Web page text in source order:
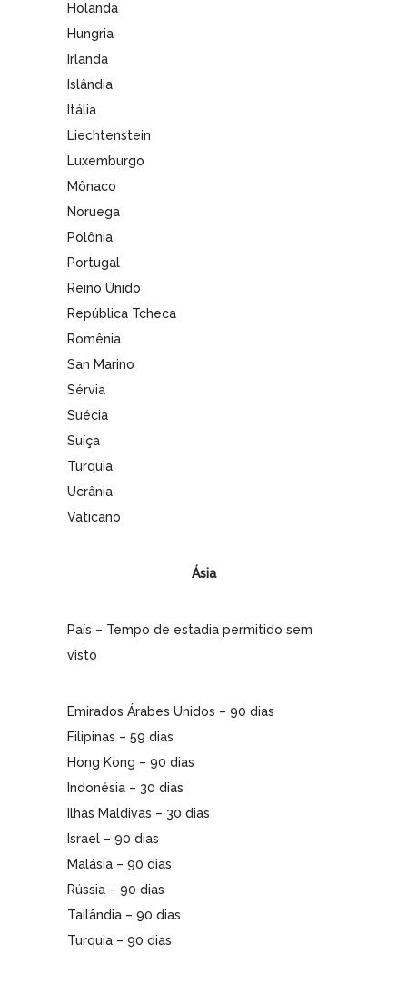
Holanda
Hungria
Irlanda
Islândia
Itália
Liechtenstein
Luxemburgo
Mônaco
Noruega
Polônia
Portugal
Reino Unido
República Tcheca
Romênia
San Marino
Sérvia
Suécia
Suíça
Turquia
Ucrânia
Vaticano
Ásia
País – Tempo de estadia permitido sem
visto
Emirados Árabes Unidos – 90 dias
Filipinas – 59 dias
Hong Kong – 90 dias
Indonésia – 30 dias
Ilhas Maldivas – 30 dias
Israel – 90 dias
Malásia – 90 dias
Rússia – 90 dias
Tailândia – 90 dias
Turquia – 90 dias